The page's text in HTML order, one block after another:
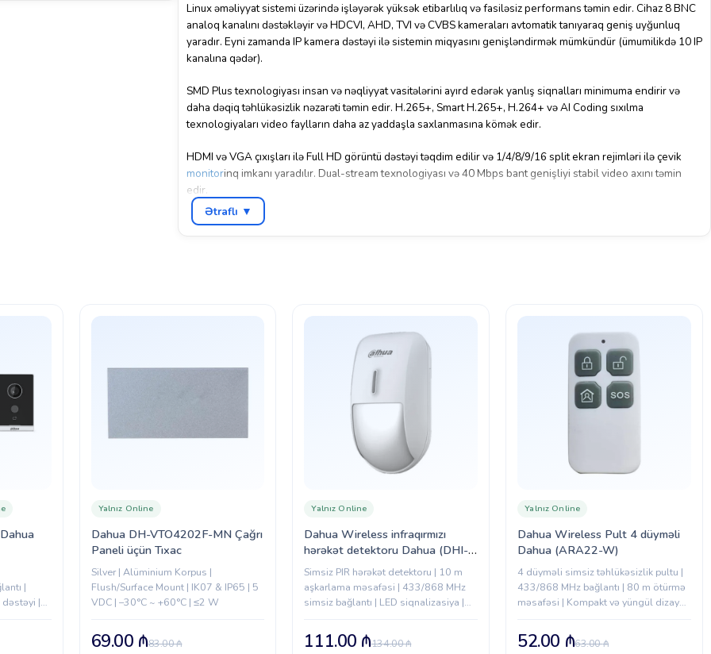
Linux əməliyyat sistemi üzərində işləyərək yüksək etibarlılıq və fasiləsiz performans təmin edir. Cihaz 8 BNC
analoq kanalını dəstəkləyir və HDCVI, AHD, TVI və CVBS kameraları avtomatik tanıyaraq geniş uyğunluq
yaradır. Eyni zamanda IP kamera dəstəyi ilə sistemin miqyasını genişləndirmək mümkündür (ümumilikdə 10 IP
kanalına qədər).
SMD Plus texnologiyası insan və nəqliyyat vasitələrini ayırd edərək yanlış siqnalları minimuma endirir və
daha dəqiq təhlükəsizlik nəzarəti təmin edir. H.265+, Smart H.265+, H.264+ və AI Coding sıxılma
texnologiyaları video faylların daha az yaddaşla saxlanmasına kömək edir.
HDMI və VGA çıxışları ilə Full HD görüntü dəstəyi təqdim edilir və 1/4/8/9/16 split ekran rejimləri ilə çevik
monitorinq imkanı yaradılır. Dual-stream texnologiyası və 40 Mbps bant genişliyi stabil video axını təmin
edir.
Cihaz 1 SATA port (6TB-a qədər), USB backup, ONVIF uyğunluğu və mobil (iOS/Android) uzaqdan giriş
Ətraflı ▼
|
|
Dahua DH-VTO4202F-MN Çağrı
Paneli üçün Tıxac
Yalnız Online
Silver | Alüminium Korpus |
Flush/Surface Mount | IK07 & IP65 | 5
VDC | –30°C ~ +60°C | ≤2 W
83.00₼
69.00 ₼
Dahua Wireless infraqırmızı
hərəkət detektoru Dahua (DHI-
ARD1611-W)
Yalnız Online
Simsiz PIR hərəkət detektoru | 10 m
aşkarlama məsafəsi | 433/868 MHz
simsiz bağlantı | LED siqnalizasiya |
134.00₼
111.00 ₼
Dahua Wireless Pult 4 düyməli
Dahua (ARA22-W)
Yalnız Online
4 düyməli simsiz təhlükəsizlik pultu |
433/868 MHz bağlantı | 80 m ötürmə
məsafəsi | Kompakt və yüngül dizayn |
63.00₼
52.00 ₼